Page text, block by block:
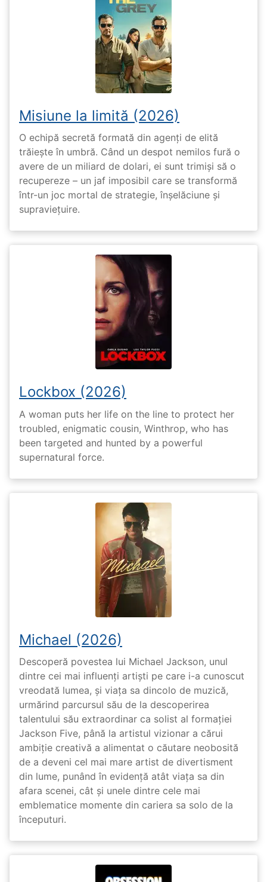
Misiune la limită (2026)
O echipă secretă formată din agenți de elită
trăiește în umbră. Când un despot nemilos fură o
avere de un miliard de dolari, ei sunt trimiși să o
recupereze – un jaf imposibil care se transformă
într-un joc mortal de strategie, înșelăciune și
supraviețuire.
Lockbox (2026)
A woman puts her life on the line to protect her
troubled, enigmatic cousin, Winthrop, who has
been targeted and hunted by a powerful
supernatural force.
Michael (2026)
Descoperă povestea lui Michael Jackson, unul
dintre cei mai influenți artiști pe care i-a cunoscut
vreodată lumea, și viața sa dincolo de muzică,
urmărind parcursul său de la descoperirea
talentului său extraordinar ca solist al formației
Jackson Five, până la artistul vizionar a cărui
ambiție creativă a alimentat o căutare neobosită
de a deveni cel mai mare artist de divertisment
din lume, punând în evidență atât viața sa din
afara scenei, cât și unele dintre cele mai
emblematice momente din cariera sa solo de la
începuturi.